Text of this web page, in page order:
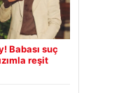
Babası suç
reşit